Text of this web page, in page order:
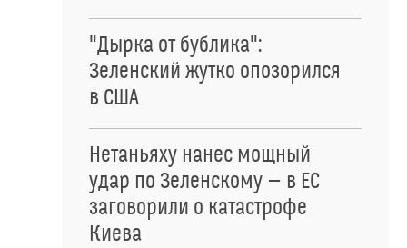
"Дырка от бублика":
Зеленский жутко опозорился
в США
Нетаньяху нанес мощный
удар по Зеленскому — в ЕС
заговорили о катастрофе
Киева